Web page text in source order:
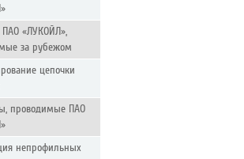
«ЛУКОЙЛ»,
за рубежом
цепочки
проводимые ПАО
непрофильных